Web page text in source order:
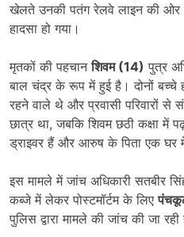
खेलते उनकी पतंग रेलवे लाइन की ओर
हादसा हो गया।
मृतकों की पहचानशिवम (14) पुत्र
बाल चंद्र के रूप में हुई है। दोनों बच्चे
रहने वाले थे और प्रवासी परिवारों
छात्र था, जबकि शिवम छठी कक्षा में
ड्राइवर हैं और आरुष के पिता एक
इस मामले में जांच अधिकारी सतबीर
कब्जे में लेकर पोस्टमॉर्टम के लिए
पुलिस द्वारा मामले की जांच की जा